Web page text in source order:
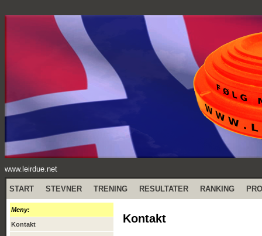
www.leirdue.net
START STEVNER TRENING RESULTATER RANKING
Meny:
Kontakt Kontakt